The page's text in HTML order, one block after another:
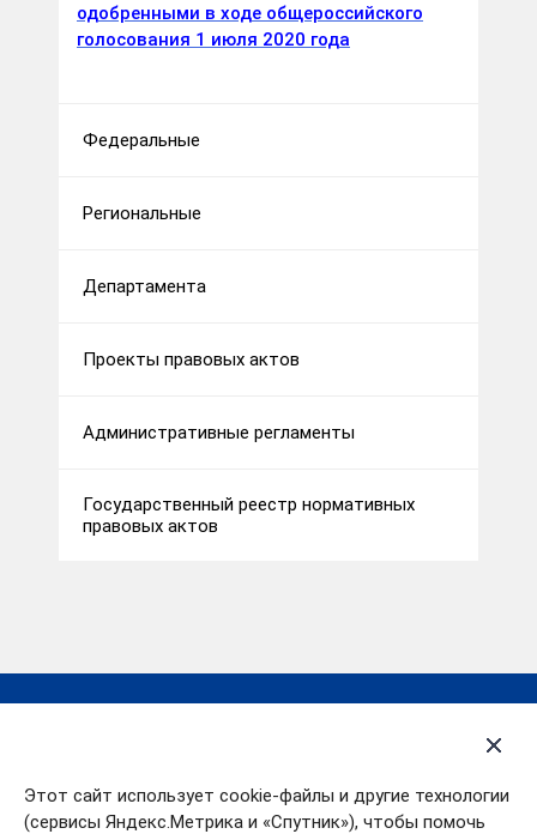
Этот сайт использует cookie-файлы и другие технологии
(сервисы Яндекс.Метрика и «Спутник»), чтобы помочь
одобренными в ходе общероссийского
голосования 1 июля 2020 года
Федеральные
Региональные
Департамента
Проекты правовых актов
Административные регламенты
Государственный реестр нормативных
правовых актов
О департаменте
обработки
персональных данных